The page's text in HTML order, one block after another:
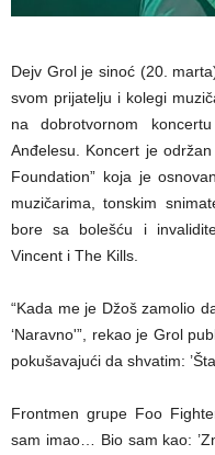
Dejv Grol je sinoć (20.
svom prijatelju i kolegi
na dobrotvornom
Anđelesu. Koncert je
Foundation” koja je
muzičarima, tonskim
bore sa bolešću i
Vincent i The Kills.
“Kada me je Džoš zamolio
‘Naravno'”, rekao je Grol
pokušavajući da shvatim:
Frontmen grupe Foo
sam imao… Bio sam kao: